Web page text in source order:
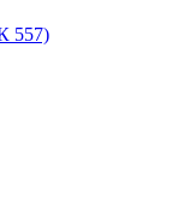
557)